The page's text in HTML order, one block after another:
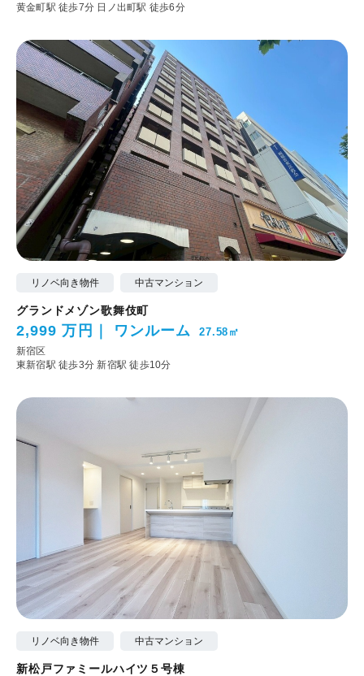
黄金町駅 徒歩7分 日ノ出町駅 徒歩6分
リノベ向き物件 中古マンション
グランドメゾン歌舞伎町
2,999 万円 ワンルーム 27.58㎡
新宿区
東新宿駅 徒歩3分 新宿駅 徒歩10分
リノベ向き物件 中古マンション
新松戸ファミールハイツ５号棟